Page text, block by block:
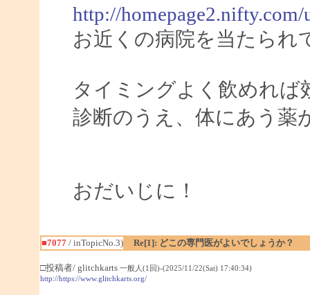
http://
お近くの病院を当たられ
タイミングよく飲めれ
診断のうえ、体にあう薬
おだいじに！
■7077/ inTopicNo.3) Re[1]: どこの専門医がよいでしょうか？
□投稿者/ glitchkarts 一般人(1回)-(2025/11/22(Sat) 17:40:34)
http://https://www.glitchkarts.org/